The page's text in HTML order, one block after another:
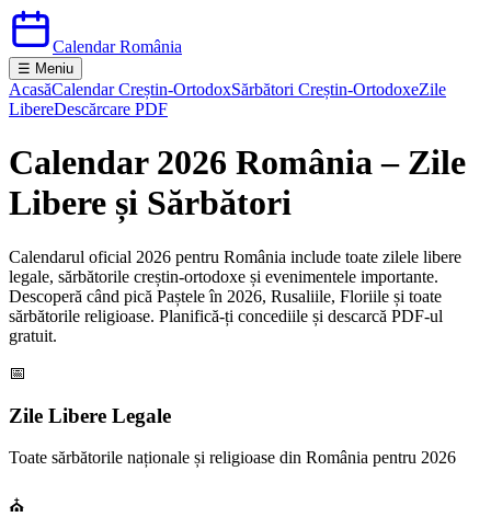
Calendar România
☰ Meniu
AcasăCalendar Creștin-OrtodoxSărbători Creștin-OrtodoxeZile
LibereDescărcare PDF
Calendar 2026 România – Zile
Libere și Sărbători
Calendarul oficial 2026 pentru România include toate zilele libere
legale, sărbătorile creștin-ortodoxe și evenimentele importante.
Descoperă când pică Paștele în 2026, Rusaliile, Floriile și toate
sărbătorile religioase. Planifică-ți concediile și descarcă PDF-ul
gratuit.
📅
Zile Libere Legale
Toate sărbătorile naționale și religioase din România pentru 2026
⛪